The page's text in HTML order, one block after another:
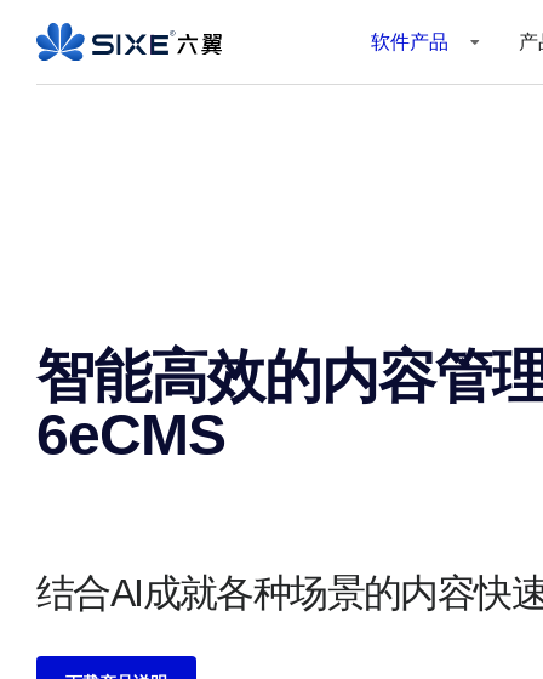
软件产品 产
智能高效的内容管
6eCMS
结合AI成就各种场景的内容快